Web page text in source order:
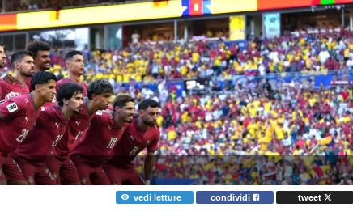
vedi letture condividi tweet